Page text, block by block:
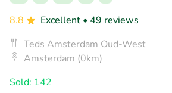
8.8
Excellent • 49 reviews
Teds Amsterdam Oud-West
Amsterdam (0km)
Sold: 142